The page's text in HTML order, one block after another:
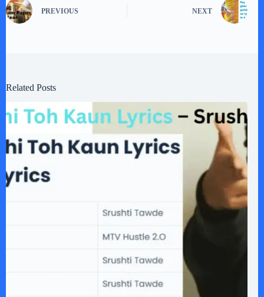
PREVIOUS NEXT
Related Posts